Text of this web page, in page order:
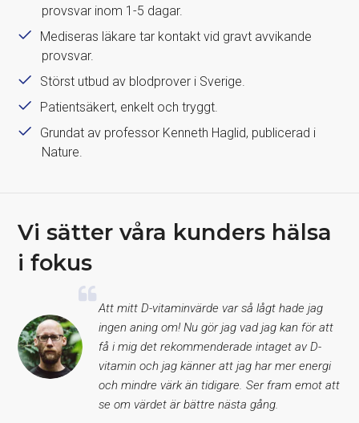
provsvar inom 1-5 dagar.
Mediseras läkare tar kontakt vid gravt avvikande
provsvar.
Störst utbud av blodprover i Sverige.
Patientsäkert, enkelt och tryggt.
Grundat av professor Kenneth Haglid, publicerad i
Nature.
Vi sätter våra kunders hälsa
i fokus
Att mitt D-vitaminvärde var så lågt hade jag
ingen aning om! Nu gör jag vad jag kan för att
få i mig det rekommenderade intaget av D-
vitamin och jag känner att jag har mer energi
och mindre värk än tidigare. Ser fram emot att
se om värdet är bättre nästa gång.